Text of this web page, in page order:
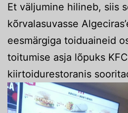
Et väljumine hilineb, siis
kõrvalasuvasse
eesmärgiga toiduaineid
toitumise asja lõpuks
kiirtoidurestoranis